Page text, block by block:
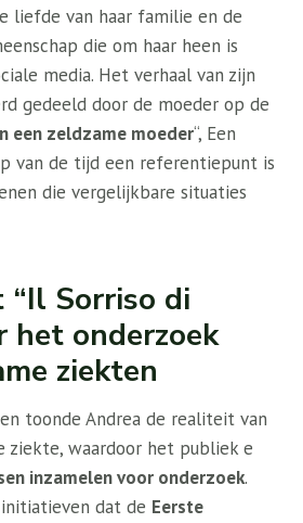
liefde van haar familie en de
die om haar heen is
media. Het verhaal van zijn
gedeeld door de moeder op de
een zeldzame moeder“, Een
van de tijd een referentiepunt is
die vergelijkbare situaties
Sorriso di
het onderzoek
ziekten
toonde Andrea de realiteit van
ziekte, waardoor het publiek e
inzamelen voor onderzoek.
dat de Eerste